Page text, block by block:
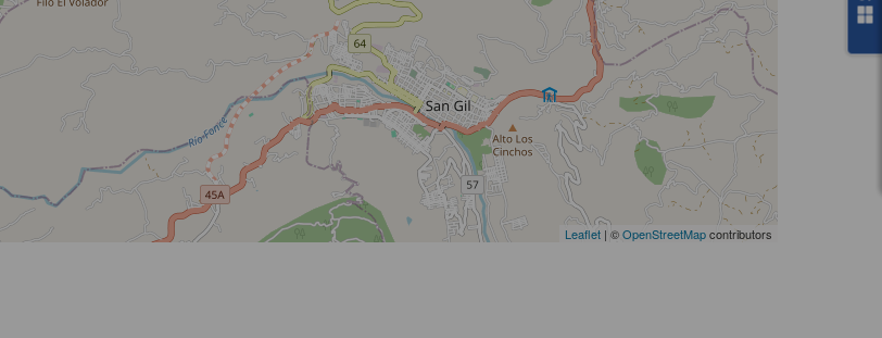
Leaflet | ©OpenStreetMapcontributors